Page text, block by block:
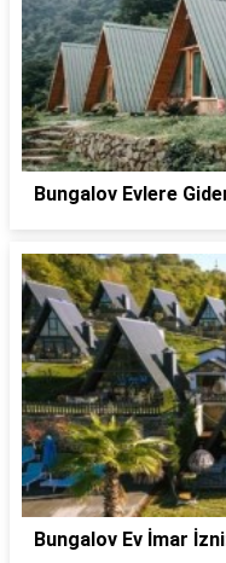
Bungalov Evlere
Bungalov Ev İmar